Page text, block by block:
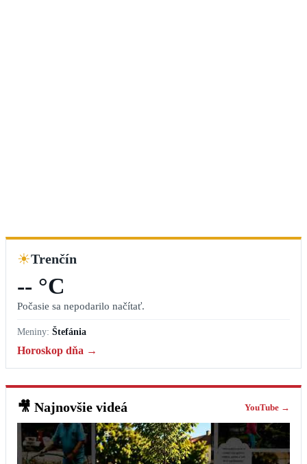
☀Trenčín
-- °C
Počasie sa nepodarilo načítať.
Meniny: Štefánia
Horoskop dňa →
🎥 Najnovšie videá YouTube →